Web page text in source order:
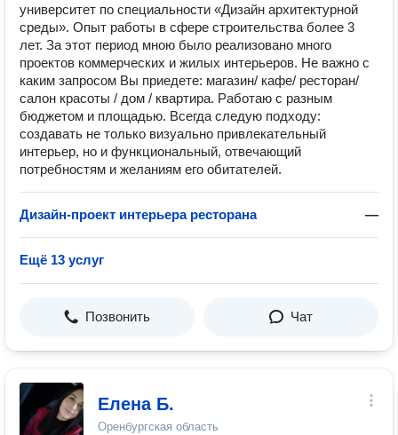
университет по специальности «Дизайн архитектурной
среды». Опыт работы в сфере строительства более 3
лет. За этот период мною было реализовано много
проектов коммерческих и жилых интерьеров. Не важно с
каким запросом Вы приедете: магазин/ кафе/ ресторан/
салон красоты / дом / квартира. Работаю с разным
бюджетом и площадью. Всегда следую подходу:
создавать не только визуально привлекательный
интерьер, но и функциональный, отвечающий
потребностям и желаниям его обитателей.
Дизайн-проект интерьера ресторана —
Ещё 13 услуг
Позвонить Чат
Елена Б.
Оренбургская область